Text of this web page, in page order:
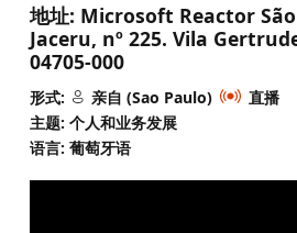
地址: Microsoft Reactor
Jaceru, nº 225. Vila
04705-000
形式: 亲自 (Sao Paulo)
直播
主题: 个人和业务发展
语言: 葡萄牙语